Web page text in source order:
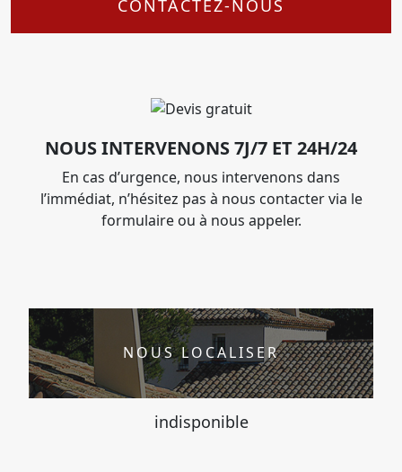
CONTACTEZ-NOUS
NOUS INTERVENONS 7J/7 ET 24H/24
En cas d’urgence, nous intervenons dans
l’immédiat, n’hésitez pas à nous contacter via le
formulaire ou à nous appeler.
NOUS LOCALISER
indisponible